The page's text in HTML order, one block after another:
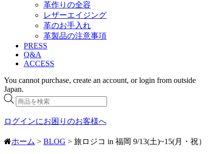
革作りの全容
レザーエイジング
革のお手入れ
革製品の注意事項
PRESS
Q&A
ACCESS
You cannot purchase, create an account, or login from outside
Japan.
商
品
検
ログインにお困りのお客様へ
ホーム > BLOG > 旅ロジコ in 福岡 9/13(土)~15(月・祝）